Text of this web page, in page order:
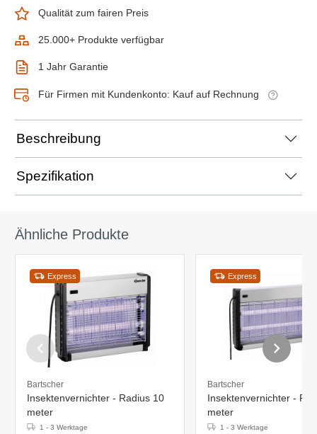
Qualität zum fairen Preis
25.000+ Produkte verfügbar
1 Jahr Garantie
Für Firmen mit Kundenkonto: Kauf auf Rechnung
Beschreibung
Spezifikation
Ähnliche Produkte
Express
Bartscher
Insektenvernichter - Radius 10
meter
1 - 3 Werktage
Express
Bartscher
Insektenvernichter -
meter
1 - 3 Werktage